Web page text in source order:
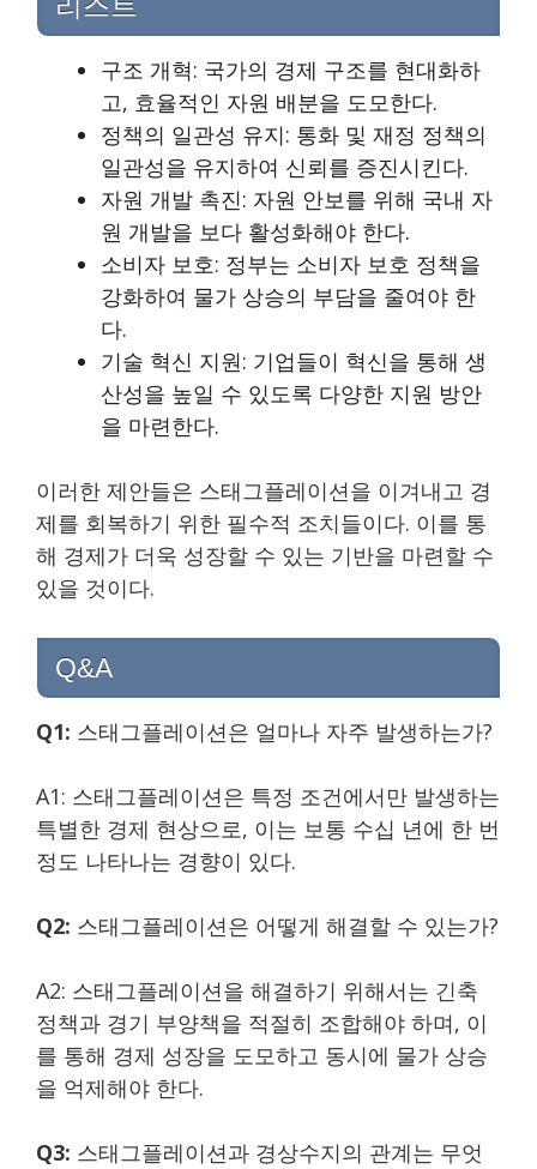
구조 개혁: 국가의 경제 구조를 현대화하
고, 효율적인 자원 배분을 도모한다.
정책의 일관성 유지: 통화 및 재정 정책의
일관성을 유지하여 신뢰를 증진시킨다.
자원 개발 촉진: 자원 안보를 위해 국내 자
원 개발을 보다 활성화해야 한다.
소비자 보호: 정부는 소비자 보호 정책을
강화하여 물가 상승의 부담을 줄여야 한
다.
기술 혁신 지원: 기업들이 혁신을 통해 생
산성을 높일 수 있도록 다양한 지원 방안
을 마련한다.
이러한 제안들은 스태그플레이션을 이겨내고 경
제를 회복하기 위한 필수적 조치들이다. 이를 통
해 경제가 더욱 성장할 수 있는 기반을 마련할 수
있을 것이다.
Q&A
Q1: 스태그플레이션은 얼마나 자주 발생하는가?
A1: 스태그플레이션은 특정 조건에서만 발생하는
특별한 경제 현상으로, 이는 보통 수십 년에 한 번
정도 나타나는 경향이 있다.
Q2: 스태그플레이션은 어떻게 해결할 수 있는가?
A2: 스태그플레이션을 해결하기 위해서는 긴축
정책과 경기 부양책을 적절히 조합해야 하며, 이
를 통해 경제 성장을 도모하고 동시에 물가 상승
을 억제해야 한다.
Q3: 스태그플레이션과 경상수지의 관계는 무엇